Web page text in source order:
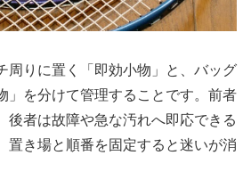
周りに置く「即効小物」と、バッグ
」を分けて管理することです。前者
後者は故障や急な汚れへ即応できる
置き場と順番を固定すると迷いが消